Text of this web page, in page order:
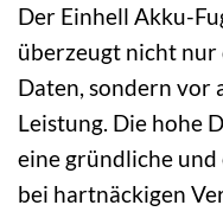
Der Einhell Akku-
überzeugt nicht nur
Daten, sondern vor
Leistung. Die hohe
eine gründliche
bei hartnäckigen